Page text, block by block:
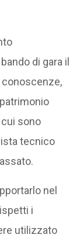
di gara il
conoscenze,
sono
tecnico
nel
i
utilizzato